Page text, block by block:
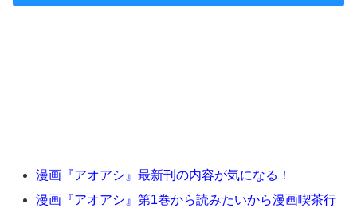
漫画『アオアシ』最新刊の内容が気になる！
漫画『アオアシ』第1巻から読みたいから漫画喫茶行